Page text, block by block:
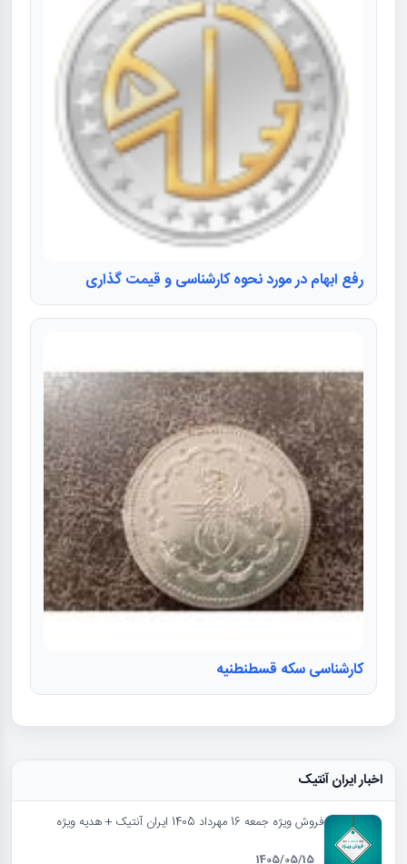
رفع ابهام در مورد نحوه کارشناسی و قیمت گذاری
کارشناسی سکه قسطنطنیه
اخبار ایران آنتیک
فروش ویژه جمعه 16 مهرداد 1405 ایران آنتیک + هدیه ویژه
1405/05/15